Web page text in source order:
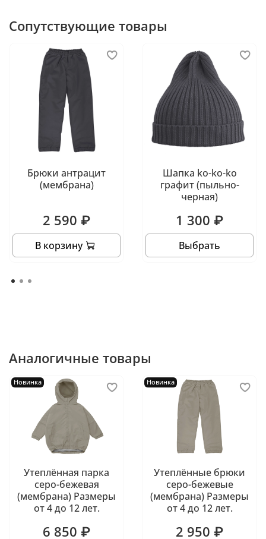
Сопутствующие товары
Брюки антрацит
(мембрана)
2 590 ₽
В корзину
Шапка ko-ko-ko
графит (пыльно-
черная)
1 300 ₽
Выбрать
Аналогичные товары
Новинка
Утеплённая парка
серо-бежевая
(мембрана) Размеры
от 4 до 12 лет.
6 850 ₽
Новинка
Утеплённые брюки
серо-бежевые
(мембрана) Размеры
от 4 до 12 лет.
2 950 ₽